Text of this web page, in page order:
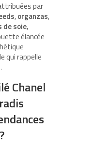
par
,organzas,
de soie,
élancée
qui rappelle
Chanel